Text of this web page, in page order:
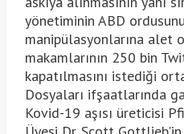
yönetiminin ABD
manipülasyonlarına alet
makamlarının 250 bin
kapatılmasını istediği
Dosyaları ifşaatlarında
Kovid-19 aşısı üreticisi